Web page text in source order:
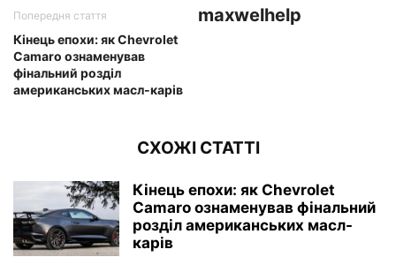
Попередня стаття
Кінець епохи: як Chevrolet
Camaro ознаменував
фінальний розділ
американських масл-карів
maxwelhelp
СХОЖІ СТАТТІ
Кінець епохи: як Chevrolet
Camaro ознаменував фінальний
розділ американських масл-
карів